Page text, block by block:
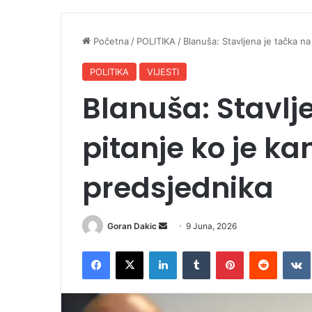
Početna/ POLITIKA/ Blanuša: Stavljena je tačka
POLITIKA VIJESTI
Blanuša:
pitanje ko je
predsjednika
Goran Dakic
a
9 Juna, 2026